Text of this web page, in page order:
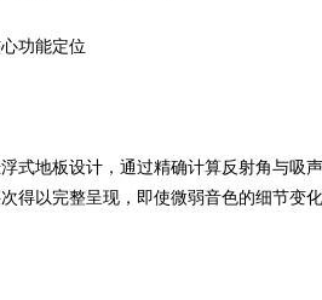
功能定位
式地板设计，通过精确计算反射角与吸
得以完整呈现，即使微弱音色的细节变